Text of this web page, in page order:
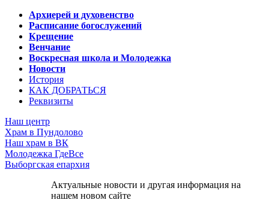
Архиерей и духовенство
Расписание богослужений
Крещение
Венчание
Воскресная школа и Молодежка
Новости
История
КАК ДОБРАТЬСЯ
Реквизиты
Наш центр
Храм в Пундолово
Наш храм в ВК
Молодежка ГдеВсе
Выборгская епархия
Актуальные новости и другая информация на
нашем новом сайте